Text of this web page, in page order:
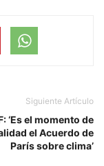
Siguiente Artículo
‘Es el momento de
el Acuerdo de
París sobre clima’